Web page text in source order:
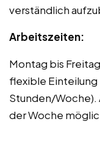
verständlich
Arbeitszeiten:
Montag bis
flexible
Stunden/Woche).
der Woche